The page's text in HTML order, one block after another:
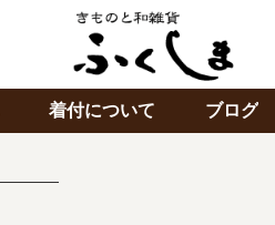
着付について ブログ